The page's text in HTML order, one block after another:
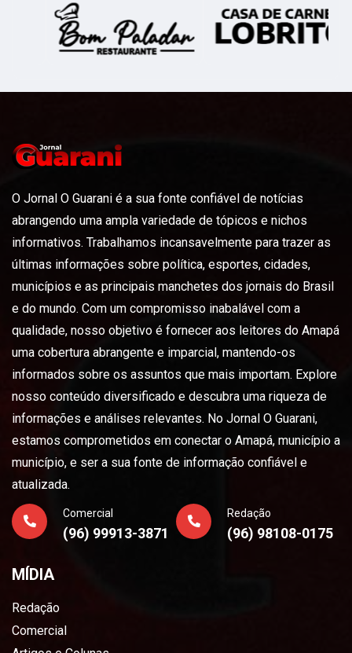
O Jornal O Guarani é a sua fonte confiável de notícias
abrangendo uma ampla variedade de tópicos e nichos
informativos. Trabalhamos incansavelmente para trazer as
últimas informações sobre política, esportes, cidades,
municípios e as principais manchetes dos jornais do Brasil
e do mundo. Com um compromisso inabalável com a
qualidade, nosso objetivo é fornecer aos leitores do Amapá
uma cobertura abrangente e imparcial, mantendo-os
informados sobre os assuntos que mais importam. Explore
nosso conteúdo diversificado e descubra uma riqueza de
informações e análises relevantes. No Jornal O Guarani,
estamos comprometidos em conectar o Amapá, município a
município, e ser a sua fonte de informação confiável e
atualizada.
Comercial
(96) 99913-3871
Redação
(96) 98108-0175
MÍDIA
Redação
Comercial